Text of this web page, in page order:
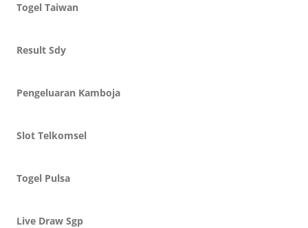
Togel Taiwan
Result Sdy
Pengeluaran Kamboja
Slot Telkomsel
Togel Pulsa
Live Draw Sgp